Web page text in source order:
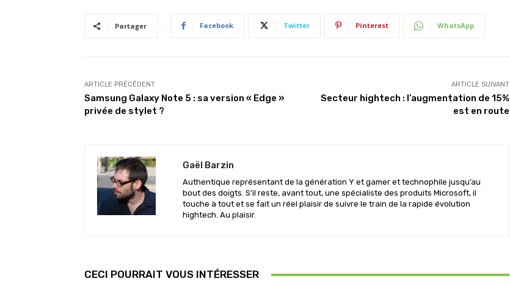
Partager Facebook Twitter Pinterest WhatsApp
ARTICLE PRÉCÉDENT
Samsung Galaxy Note 5 : sa version « Edge »
privée de stylet ?
ARTICLE SUIVANT
Secteur hightech : l’augmentation de 15%
est en route
Gaël Barzin
Authentique représentant de la génération Y et gamer et technophile jusqu’au
bout des doigts. S’il reste, avant tout, une spécialiste des produits Microsoft, il
touche à tout et se fait un réel plaisir de suivre le train de la rapide évolution
hightech. Au plaisir.
CECI POURRAIT VOUS INTÉRESSER